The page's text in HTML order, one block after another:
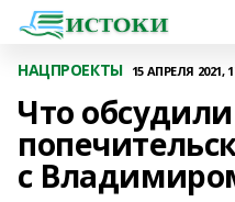
НАЦПРОЕКТЫ 15 АПРЕЛЯ 2021,
Что
с